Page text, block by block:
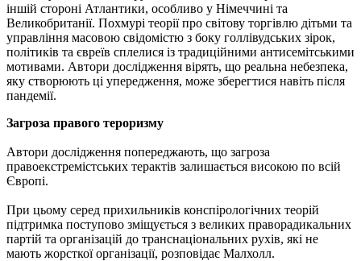
іншій стороні Атлантики, особливо у Німеччині та
Великобританії. Похмурі теорії про світову торгівлю дітьми та
управління масовою свідомістю з боку голлівудських зірок,
політиків та євреїв сплелися із традиційними антисемітськими
мотивами. Автори дослідження вірять, що реальна небезпека,
яку створюють ці упередження, може зберегтися навіть після
пандемії.
Загроза правого тероризму
Автори дослідження попереджають, що загроза
правоекстремістських терактів залишається високою по всій
Європі.
При цьому серед прихильників конспірологічних теорій
підтримка поступово зміщується з великих праворадикальних
партій та організацій до транснаціональних рухів, які не
мають жорсткої організації, розповідає Малхолл.